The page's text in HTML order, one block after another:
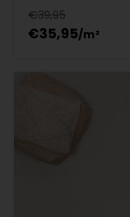
€39,95
€35,95